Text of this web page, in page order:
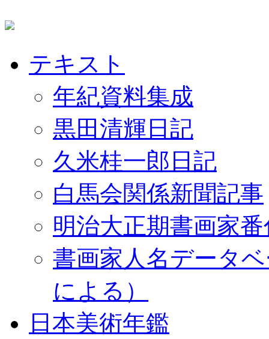
テキスト
年紀資料集成
黒田清輝日記
久米桂一郎日記
白馬会関係新聞記事
明治大正期書画家
書画家人名データ
による）
日本美術年鑑